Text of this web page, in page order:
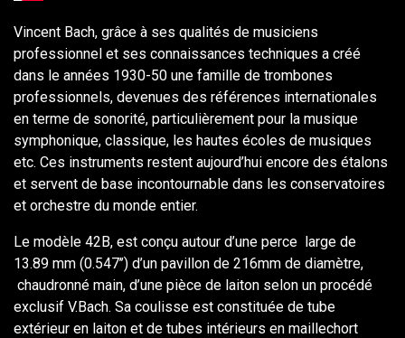
Vincent Bach, grâce à ses qualités de musiciens
professionnel et ses connaissances techniques a créé
dans le années 1930-50 une famille de trombones
professionnels, devenues des références internationales
en terme de sonorité, particulièrement pour la musique
symphonique, classique, les hautes écoles de musiques
etc. Ces instruments restent aujourd’hui encore des étalons
et servent de base incontournable dans les conservatoires
et orchestre du monde entier.
Le modèle 42B, est conçu autour d’une perce large de
13.89 mm (0.547’’) d’un pavillon de 216mm de diamètre,
chaudronné main, d’une pièce de laiton selon un procédé
exclusif V.Bach. Sa coulisse est constituée de tube
extérieur en laiton et de tubes intérieurs en maillechort